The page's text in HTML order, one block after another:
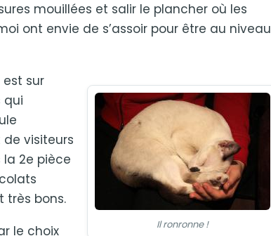
mouillées et salir le plancher où les
ont envie de s’assoir pour être au niveau
Il ronronne !
sur
qui
visiteurs
la 2e pièce
très bons.
le choix